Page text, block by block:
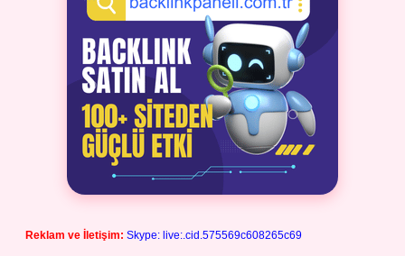
Reklam ve İletişim: Skype: live:.cid.575569c608265c69